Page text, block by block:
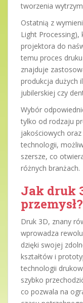
tworzenia
Ostatnią z
Light Processing),
projektora do
temu proces
znajduje
produkcja dużych
jubilerskiej czy
Wybór
tylko od rodzaju
jakościowych
technologii,
szersze, co
różnych branżach.
Jak druk
przemysł?
Druk 3D, znany
wprowadza
dzięki swojej
kształtów i
technologii
szybko
co pozwala na